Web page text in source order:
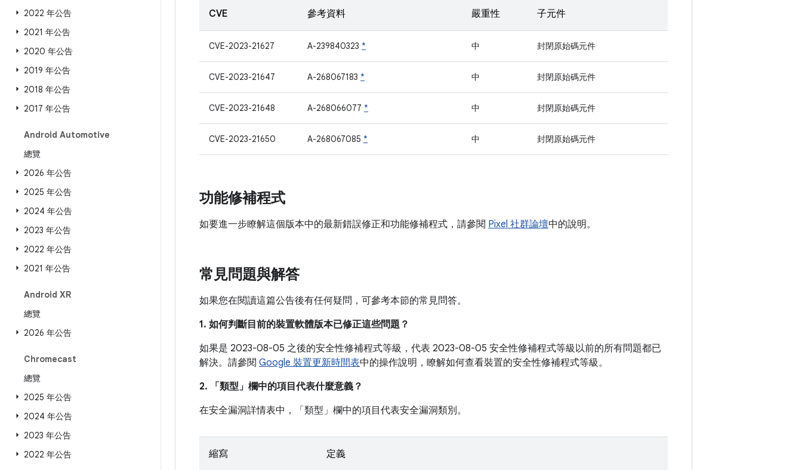
2022 年公告
2021 年公告
2020 年公告
2019 年公告
2018 年公告
2017 年公告
Android Automotive
總覽
2026 年公告
2025 年公告
2024 年公告
2023 年公告
2022 年公告
2021 年公告
Android XR
總覽
2026 年公告
Chromecast
總覽
2025 年公告
2024 年公告
2023 年公告
2022 年公告
CVE 參考資料 嚴重性 子元件
CVE-2023-21627 A-239840323 * 中 封閉原始碼元件
CVE-2023-21647 A-268067183 * 中 封閉原始碼元件
CVE-2023-21648 A-268066077 * 中 封閉原始碼元件
CVE-2023-21650 A-268067085 * 中 封閉原始碼元件
功能修補程式
如要進一步瞭解這個版本中的最新錯誤修正和功能修補程式，請參閱 Pixel 社群論壇中的說明。
常見問題與解答
如果您在閱讀這篇公告後有任何疑問，可參考本節的常見問答。
1. 如何判斷目前的裝置軟體版本已修正這些問題？
如果是 2023-08-05 之後的安全性修補程式等級，代表 2023-08-05 安全性修補程式等級以前的所有問題都已
解決。請參閱 Google 裝置更新時間表中的操作說明，瞭解如何查看裝置的安全性修補程式等級。
2. 「類型」 欄中的項目代表什麼意義？
在安全漏洞詳情表中，「類型」 欄中的項目代表安全漏洞類別。
縮寫 定義